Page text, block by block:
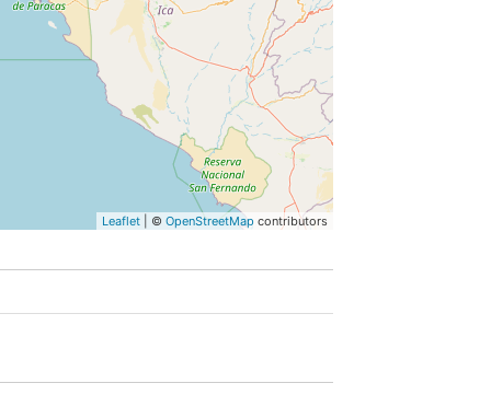
Leaflet| © OpenStreetMap contributors